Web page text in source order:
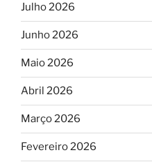
Julho 2026
Junho 2026
Maio 2026
Abril 2026
Março 2026
Fevereiro 2026